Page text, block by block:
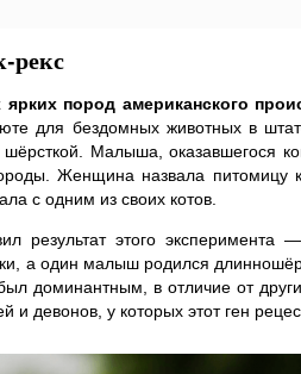
рекс
пород американского
для бездомных животных в
шёрсткой. Малыша, оказавшегося
Женщина назвала
с одним из своих котов.
результат этого эксперимента
а один малыш родился
доминантным, в отличие от
девонов, у которых этот ген